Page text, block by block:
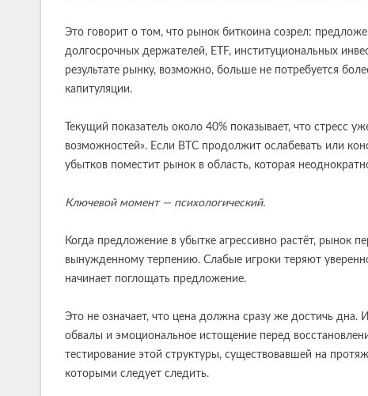
Это говорит о том, что рынок биткоина созрел:
долгосрочных держателей, ETF, институциональных
результате рынку, возможно, больше не потребуется
капитуляции.
Текущий показатель около 40% показывает, что стресс
возможностей». Если BTC продолжит ослабевать или
убытков поместит рынок в область, которая
Ключевой момент — психологический.
Когда предложение в убытке агрессивно растёт, рынок
вынужденному терпению. Слабые игроки теряют
начинает поглощать предложение.
Это не означает, что цена должна сразу же достичь дна.
обвалы и эмоциональное истощение перед
тестирование этой структуры, существовавшей на
которыми следует следить.